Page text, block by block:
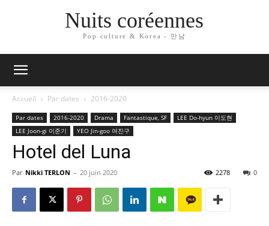
Nuits coréennes
Pop culture & Korea - 만남
Accueil Par dates 2016-2020
Par dates 2016-2020 Drama Fantastique, SF
LEE Do-hyun 이도현
LEE Joon-gi 이준기
YEO Jin-goo 여진구
Hotel del Luna
Par Nikki TERLON - 20 juin 2020 0
2278